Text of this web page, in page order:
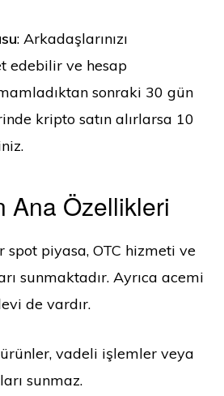
: Arkadaşlarınızı
edebilir ve hesap
sonraki 30 gün
kripto satın alırlarsa 10
Ana Özellikleri
piyasa, OTC hizmeti ve
sunmaktadır. Ayrıca acemi
de vardır.
vadeli işlemler veya
sunmaz.